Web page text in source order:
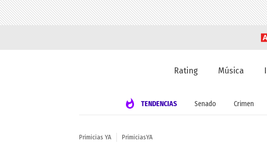
Rating Música
TENDENCIAS Senado Crimen
Primicias YA PrimiciasYA